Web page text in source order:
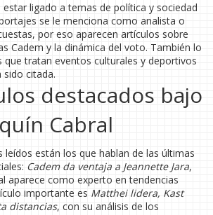
estar ligado a temas de política y sociedad
se le menciona como analista o
por eso aparecen artículos sobre
Cadem y la dinámica del voto. También lo
que tratan eventos culturales y deportivos
sido citada.
destacados bajo
Cabral
leídos están los que hablan de las últimas
Cadem da ventaja a Jeannette Jara,
aparece como experto en tendencias
importante es Matthei lidera, Kast
distancias, con su análisis de los